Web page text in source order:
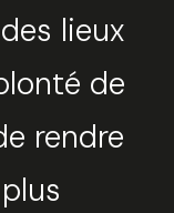
lieux
de
rendre